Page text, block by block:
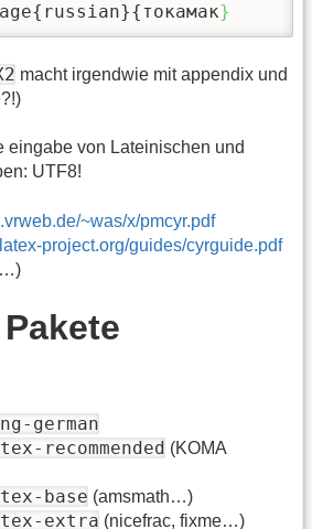
{russian}{токамак}
macht irgendwie mit appendix und
eingabe von Lateinischen und
UTF8!
~was/x/pmcyr.pdf
project.org/guides/cyrguide.pdf
german
recommended (KOMA
base (amsmath…)
extra (nicefrac, fixme…)